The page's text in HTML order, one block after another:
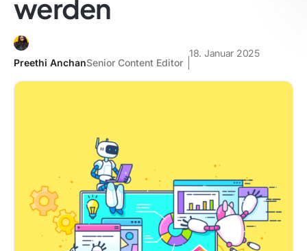
werden
Preethi AnchanSenior Content Editor
18. Januar 2025